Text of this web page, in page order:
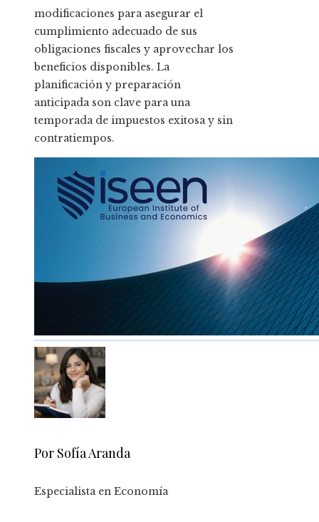
modificaciones para asegurar el
cumplimiento adecuado de sus
obligaciones fiscales y aprovechar los
beneficios disponibles. La
planificación y preparación
anticipada son clave para una
temporada de impuestos exitosa y sin
contratiempos.
Por Sofía Aranda
Especialista en Economía